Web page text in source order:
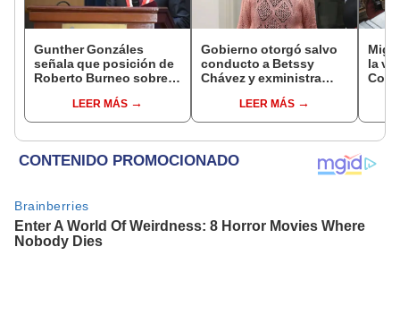
Gunther Gonzáles
señala que posición de
Roberto Burneo sobre
Aliaga no representan al
JNE
LEER MÁS
Gobierno otorgó salvo
conducto a Betssy
Chávez y exministra
madrugadaLEER MÁS
la